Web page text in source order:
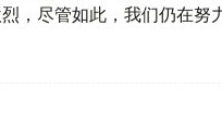
，尽管如此，我们仍在努